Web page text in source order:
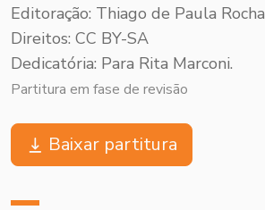
Editoração: Thiago de Paula Rocha
Direitos: CC BY-SA
Dedicatória: Para Rita Marconi.
Partitura em fase de revisão
Baixar partitura